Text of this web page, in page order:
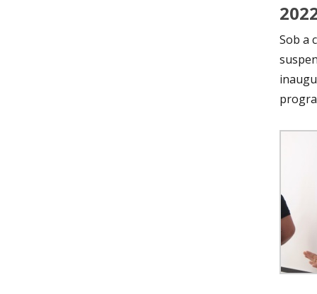
Sob a